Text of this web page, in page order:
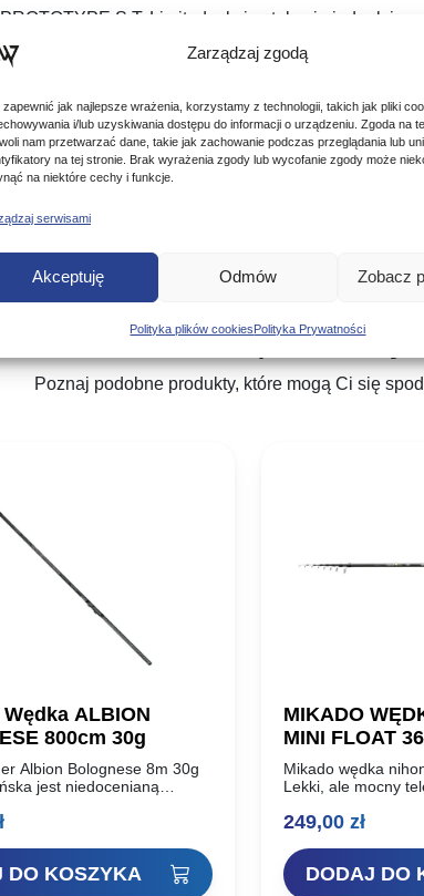
Zarządzaj zgodą
zapewnić jak najlepsze wrażenia, korzystamy z technologii, takich jak pliki
i/lub uzyskiwania dostępu do informacji o urządzeniu. Zgoda na
nam przetwarzać dane, takie jak zachowanie podczas przeglądania lub
na tej stronie. Brak wyrażenia zgody lub wycofanie zgody może
na niektóre cechy i funkcje.
serwisami
Akceptuję Odmów Zobacz
Polityka plików cookiesPolityka Prywatności
S.T. Limited, akcja stała się jednak
zostały użyte do stworzenia super lekkiego blanku.
Podobne produkty
Poznaj podobne produkty, które mogą Ci się
ALBION
800cm 30g
Albion Bolognese 8m 30g
jest niedocenianą
zawodów wędkarskich. Jest
DO KOSZYKA
MIKADO
MINI FLOAT
Mikado wędka
Lekki, ale mocny
Dzięki zastosowaniu
…
249,00 zł
DODAJ DO